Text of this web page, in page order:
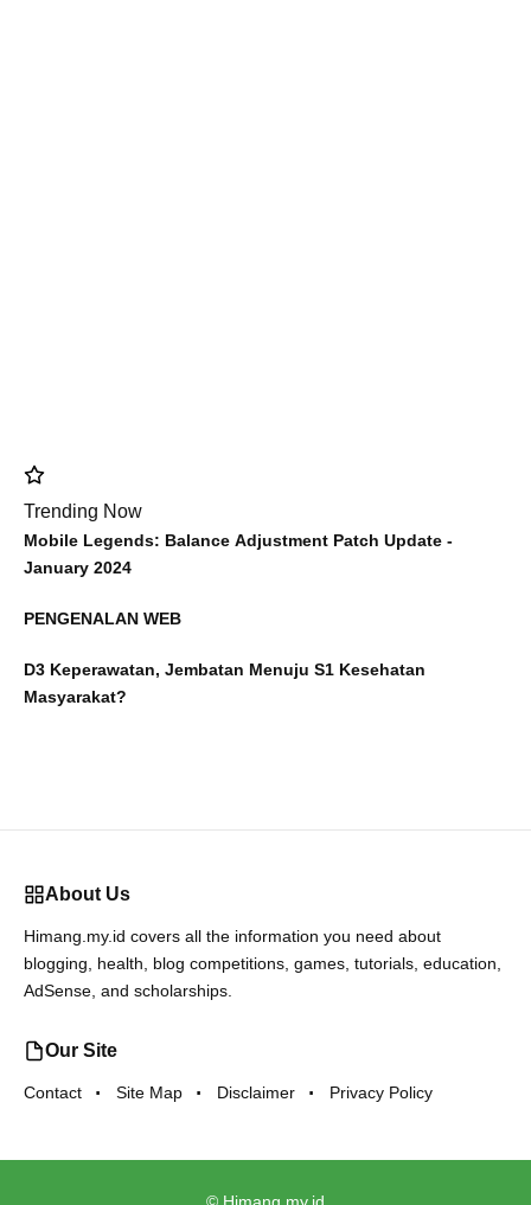
Trending Now
Mobile Legends: Balance Adjustment Patch Update -
January 2024
PENGENALAN WEB
D3 Keperawatan, Jembatan Menuju S1 Kesehatan
Masyarakat?
About Us
Himang.my.id covers all the information you need about
blogging, health, blog competitions, games, tutorials, education,
AdSense, and scholarships.
Our Site
Contact Site Map Disclaimer Privacy Policy
© Himang.my.id